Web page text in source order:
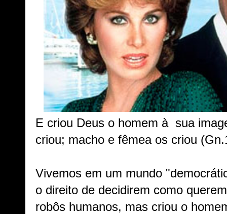
E criou Deus o homem à sua
criou; macho e fêmea os criou
Vivemos em um mundo
o direito de decidirem como
robôs humanos, mas criou o